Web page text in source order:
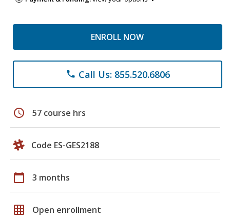
ENROLL NOW
phone Call Us: 855.520.6806
schedule 57 course hrs
Code ES-GES2188
calendar_today 3 months
grid_on Open enrollment